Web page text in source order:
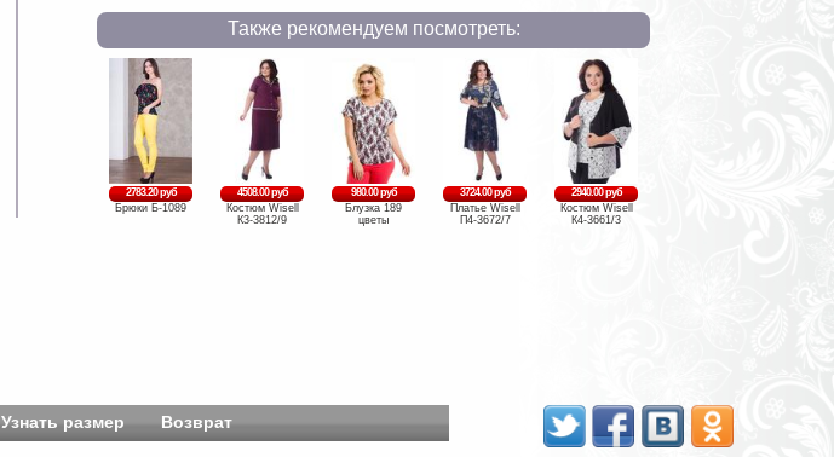
Также рекомендуем посмотреть:
2783.20 руб
Брюки Б-1089
4508.00 руб
Костюм Wisell
К3-3812/9
980.00 руб
Блузка 189
цветы
3724.00 руб
Платье Wisell
П4-3672/7
2940.00 руб
Костюм Wisell
К4-3661/3
Узнать размер Возврат